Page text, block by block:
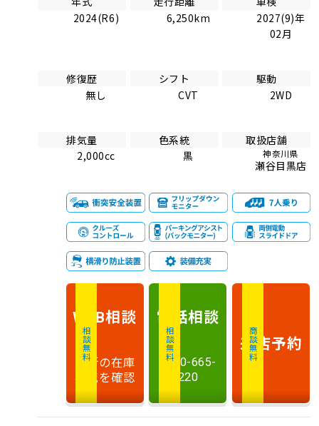
2024(R6)
6,250km
2027(9)年
02月
修復歴
無し
シフト
CVT
駆動
2WD
排気量
2,000cc
色系統
黒
取扱店舗
神奈川県
瀬谷目黒店
相談無料
WEB相談
最新の在庫
状況を確認
相談無料
電話相談
0120-665-
220
商談無料
来店予約